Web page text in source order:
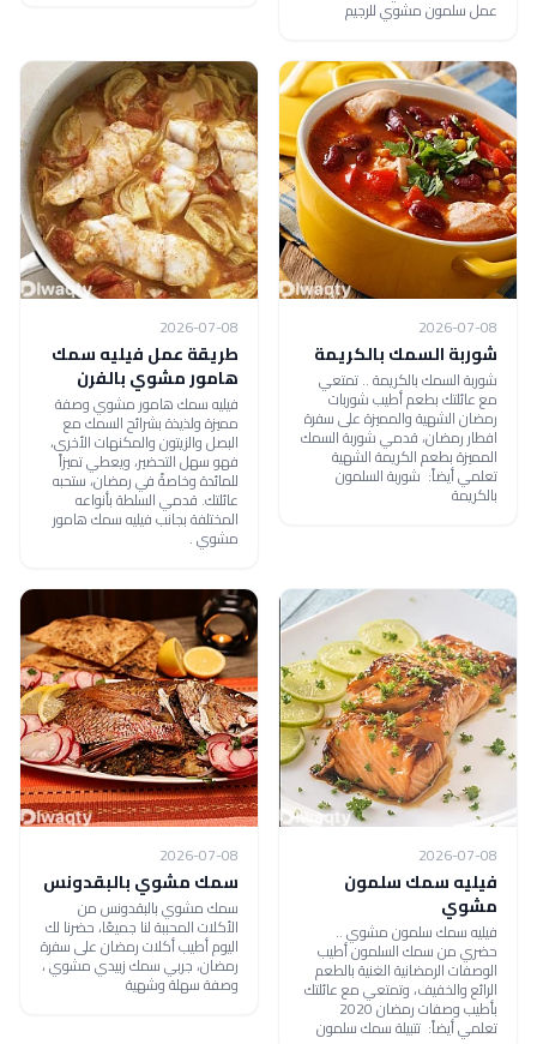
عمل سلمون مشوي للرجيم
2026-07-08
شوربة السمك بالكريمة
شوربة السمك بالكريمة .. تمتعي
مع عائلتك بطعم أطيب شوربات
رمضان الشهية والمميزة على سفرة
افطار رمضان، قدمي شوربة السمك
المميزة بطعم الكريمة الشهية
تعلمي أيضاً: شوربة السلمون
بالكريمة
2026-07-08
طريقة عمل فيليه سمك
هامور مشوي بالفرن
فيليه سمك هامور مشوي وصفة
مميزة ولذيذة بشرائح السمك مع
البصل والزيتون والمكنهات الأخرى،
فهو سهل التحضير، ويعطي تميزاً
للمائدة وخاصةً في رمضان، ستحبه
عائلتك. قدمي السلطة بأنواعه
المختلفة بجانب فيليه سمك هامور
مشوي .
2026-07-08
فيليه سمك سلمون
مشوي
فيليه سمك سلمون مشوي ..
حضري من سمك السلمون أطيب
الوصفات الرمضانية الغنية بالطعم
الرائع والخفيف، وتمتعي مع عائلتك
بأطيب وصفات رمضان 2020
تعلمي أيضاً: تتبيلة سمك سلمون
2026-07-08
سمك مشوي بالبقدونس
سمك مشوي بالبقدونس من
الأكلات المحببة لنا جميعًا، حضرنا لك
اليوم أطيب أكلات رمضان على سفرة
رمضان، جربي سمك زبيدي مشوي ،
وصفة سهلة وشهية